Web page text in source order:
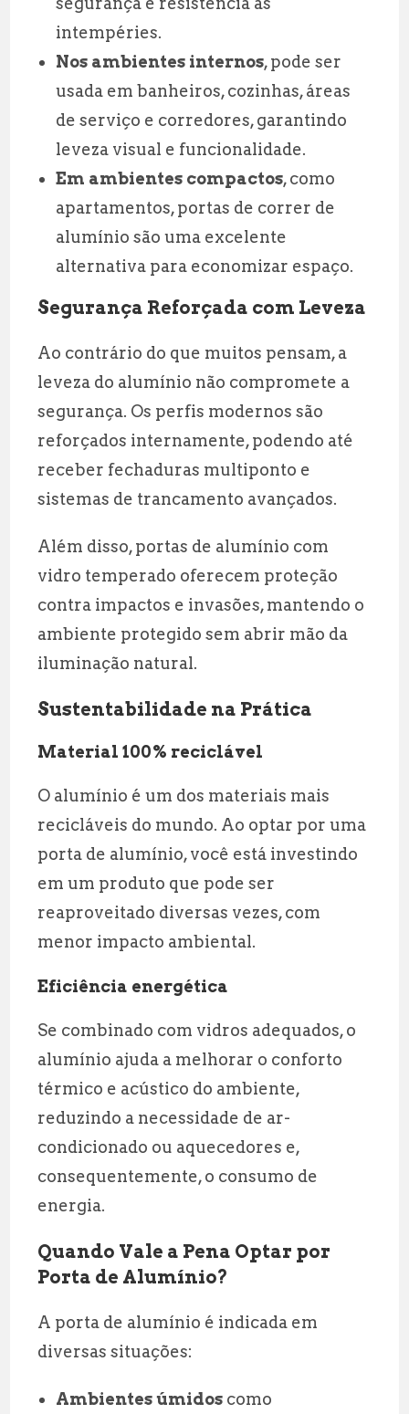
intempéries.
Nos ambientes internos, pode ser
usada em banheiros, cozinhas, áreas
de serviço e corredores, garantindo
leveza visual e funcionalidade.
Em ambientes compactos, como
apartamentos, portas de correr de
alumínio são uma excelente
alternativa para economizar espaço.
Segurança Reforçada com Leveza
Ao contrário do que muitos pensam, a
leveza do alumínio não compromete a
segurança. Os perfis modernos são
reforçados internamente, podendo até
receber fechaduras multiponto e
sistemas de trancamento avançados.
Além disso, portas de alumínio com
vidro temperado oferecem proteção
contra impactos e invasões, mantendo o
ambiente protegido sem abrir mão da
iluminação natural.
Sustentabilidade na Prática
Material 100% reciclável
O alumínio é um dos materiais mais
recicláveis do mundo. Ao optar por uma
porta de alumínio, você está investindo
em um produto que pode ser
reaproveitado diversas vezes, com
menor impacto ambiental.
Eficiência energética
Se combinado com vidros adequados, o
alumínio ajuda a melhorar o conforto
térmico e acústico do ambiente,
reduzindo a necessidade de ar-
condicionado ou aquecedores e,
consequentemente, o consumo de
energia.
Quando Vale a Pena Optar por
Porta de Alumínio?
A porta de alumínio é indicada em
diversas situações:
Ambientes úmidos como